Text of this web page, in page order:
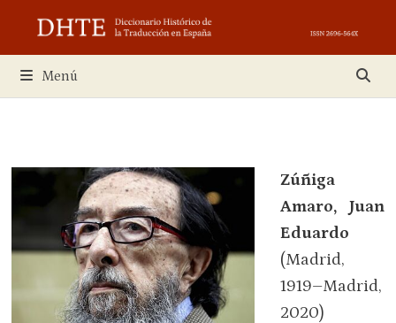
contenido
Menú
Zúñiga
Amaro, Juan
Eduardo
(Madrid,
1919–Madrid,
2020)